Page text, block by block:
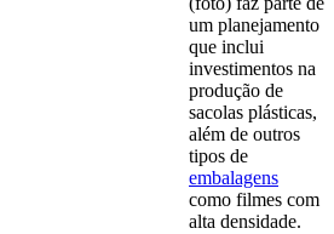
um planejamento
que inclui
investimentos na
produção de
sacolas plásticas,
além de outros
tipos de
embalagens
como filmes com
alta densidade.